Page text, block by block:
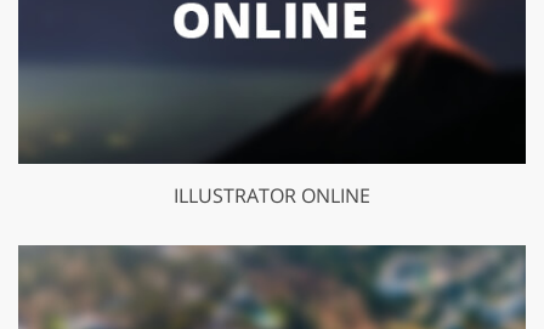
ILLUSTRATOR ONLINE